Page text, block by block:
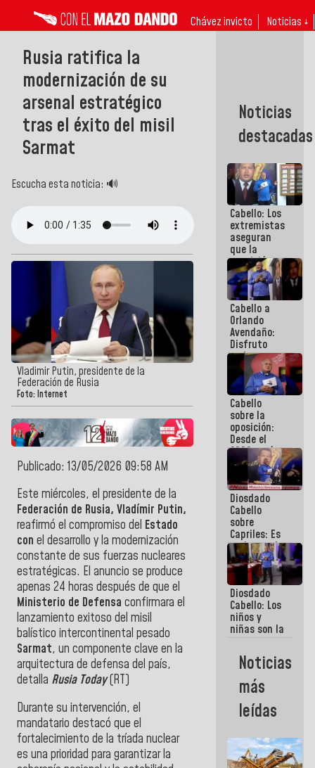
Chávez invicto Noticias ↓
Rusia ratifica la
modernización de su
arsenal estratégico
tras el éxito del misil
Sarmat
Escucha esta noticia: 🔊
Vladimir Putin, presidente de la
Federación de Rusia
Foto: Internet
Publicado: 13/05/2026 09:58 AM
Este miércoles, el presidente de la
Federación de Rusia, Vladímir Putin,
reafirmó el compromiso del Estado
con el desarrollo y la modernización
constante de sus fuerzas nucleares
estratégicas. El anuncio se produce
apenas 24 horas después de que el
Ministerio de Defensa confirmara el
lanzamiento exitoso del misil
balístico intercontinental pesado
Sarmat, un componente clave en la
arquitectura de defensa del país,
detalla Rusia Today(RT)
Durante su intervención, el
mandatario destacó que el
fortalecimiento de la tríada nuclear
es una prioridad para garantizar la
Noticias
destacadas
Cabello: Los
extremistas
aseguran
que la
oposición
actual es la
más
dividida de
la historia
de
Venezuela
Cabello a
Orlando
Avendaño:
Disfruto
cada vez
que escribes
porque lo
que haces
es
embarrarla
Cabello
sobre la
oposición:
Desde el
2002 están
intentando
quemar el
país ante la
ausencia de
políticos
verdaderos
Diosdado
Cabello
sobre
Capriles: Es
un inmoral
de la
política
Diosdado
Cabello: Los
niños y
niñas son la
fundamental
de lo que
estamos
haciendo
Noticias
más
leídas